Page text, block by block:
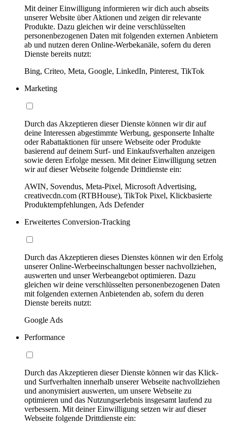
Mit deiner Einwilligung informieren wir dich auch abseits
unserer Website über Aktionen und zeigen dir relevante
Produkte. Dazu gleichen wir deine verschlüsselten
personenbezogenen Daten mit folgenden externen Anbietern
ab und nutzen deren Online-Werbekanäle, sofern du deren
Dienste bereits nutzt:
Bing, Criteo, Meta, Google, LinkedIn, Pinterest, TikTok
Marketing
Durch das Akzeptieren dieser Dienste können wir dir auf
deine Interessen abgestimmte Werbung, gesponserte Inhalte
oder Rabattaktionen für unsere Webseite oder Produkte
basierend auf deinem Surf- und Einkaufsverhalten anzeigen
sowie deren Erfolge messen. Mit deiner Einwilligung setzen
wir auf dieser Webseite folgende Drittdienste ein:
AWIN, Sovendus, Meta-Pixel, Microsoft Advertising,
creativecdn.com (RTBHouse), TikTok Pixel, Klickbasierte
Produktempfehlungen, Ads Defender
Erweitertes Conversion-Tracking
Durch das Akzeptieren dieses Dienstes können wir den Erfolg
unserer Online-Werbeeinschaltungen besser nachvollziehen,
auswerten und unser Werbeangebot optimieren. Dazu
gleichen wir deine verschlüsselten personenbezogenen Daten
mit folgenden externen Anbietenden ab, sofern du deren
Dienste bereits nutzt:
Google Ads
Performance
Durch das Akzeptieren dieser Dienste können wir das Klick-
und Surfverhalten innerhalb unserer Webseite nachvollziehen
und anonymisiert auswerten, um unsere Webseite zu
optimieren und das Nutzungserlebnis insgesamt laufend zu
verbessern. Mit deiner Einwilligung setzen wir auf dieser
Webseite folgende Drittdienste ein: